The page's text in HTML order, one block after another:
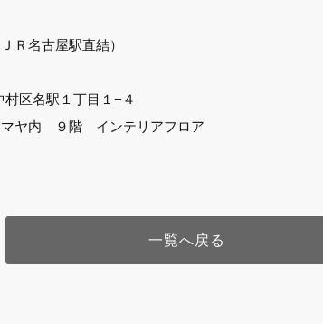
Ｒ名古屋駅直結）
村区名駅１丁目１−４
ヤ内 ９階 インテリアフロア
一覧へ戻る